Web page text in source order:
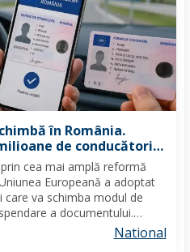
în România.
de conducători
cea mai amplă reformă
Europeană a adoptat
va schimba modul de
a documentului.
noile prevederi în
în 2028, iar cele...
National